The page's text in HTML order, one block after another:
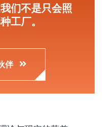
们不是只会照
工厂。
伴